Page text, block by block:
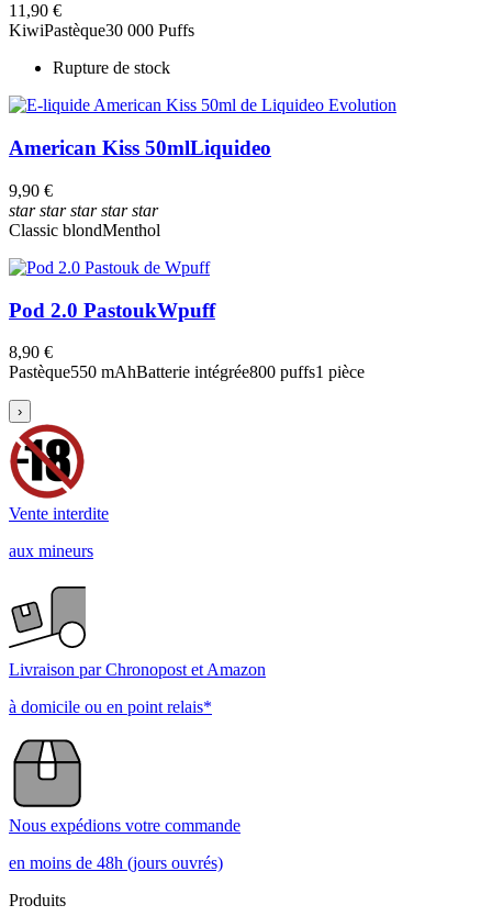
11,90 €
KiwiPastèque30 000 Puffs
Rupture de stock
American Kiss 50mlLiquideo
9,90 €
starstarstarstarstar
Classic blondMenthol
Pod 2.0 PastoukWpuff
8,90 €
Pastèque550 mAhBatterie intégrée800 puffs1 pièce
›
Vente interdite
aux mineurs
Livraison par Chronopost et Amazon
à domicile ou en point relais*
Nous expédions votre commande
en moins de 48h (jours ouvrés)
Produits